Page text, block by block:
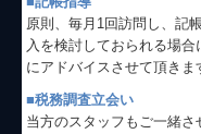
業務案内
お問合せ
補助金・助成金・融資
原則、毎月1回訪問し、記
入を検討しておられる場
にアドバイスさせて頂きま
■税務調査立会い
当方のスタッフもご一緒